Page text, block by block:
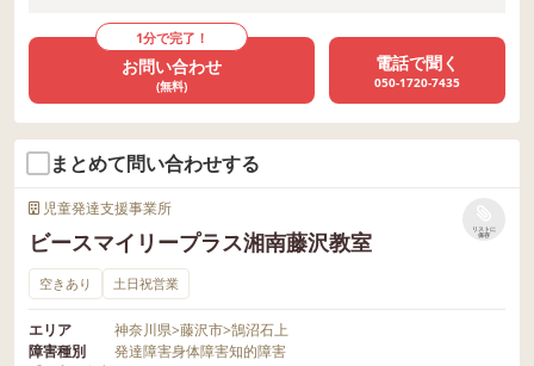
1分で完了！
お問い合わせ
(無料)
電話で聞く
050-1720-7435
まとめて問い合わせする
児童発達支援事業所
ビースマイリープラス湘南藤沢教室
リストに
保存
空きあり 土日祝営業
エリア 神奈川県>藤沢市>鵠沼石上
障害種別
発達障害身体障害知的障害